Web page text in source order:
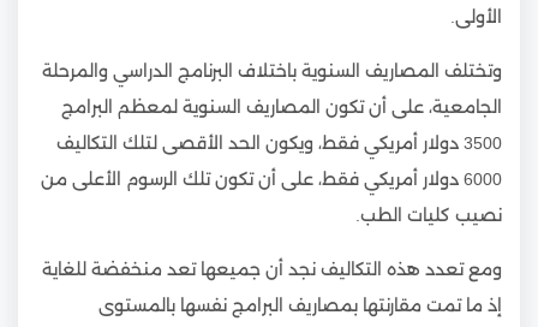
الأولى.
وتختلف المصاريف السنوية باختلاف البرنامج الدراسي والمرحلة
الجامعية، على أن تكون المصاريف السنوية لمعظم البرامج
3500 دولار أمريكي فقط، ويكون الحد الأقصى لتلك التكاليف
6000 دولار أمريكي فقط، على أن تكون تلك الرسوم الأعلى من
نصيب كليات الطب.
ومع تعدد هذه التكاليف نجد أن جميعها تعد منخفضة للغاية
إذ ما تمت مقارنتها بمصاريف البرامج نفسها بالمستوى